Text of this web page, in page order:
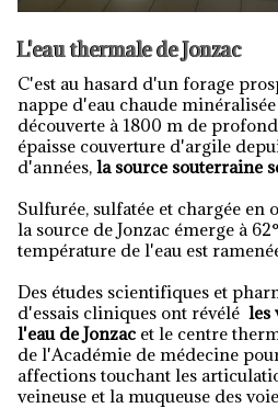
L'eau thermale de Jonzac
C'est au hasard d'un forage prospectif en 1979 que la
nappe d'eau chaude minéralisée
découverte à 1800 m de
épaisse couverture d'argile
d'années, la source souterraine
Sulfurée, sulfatée et chargée en
la source de Jonzac émerge à
température de l'eau est
Des études scientifiques et
d'essais cliniques ont révélé les
l'eau de Jonzac et le centre
de l'Académie de médecine
affections touchant les
veineuse et la muqueuse des